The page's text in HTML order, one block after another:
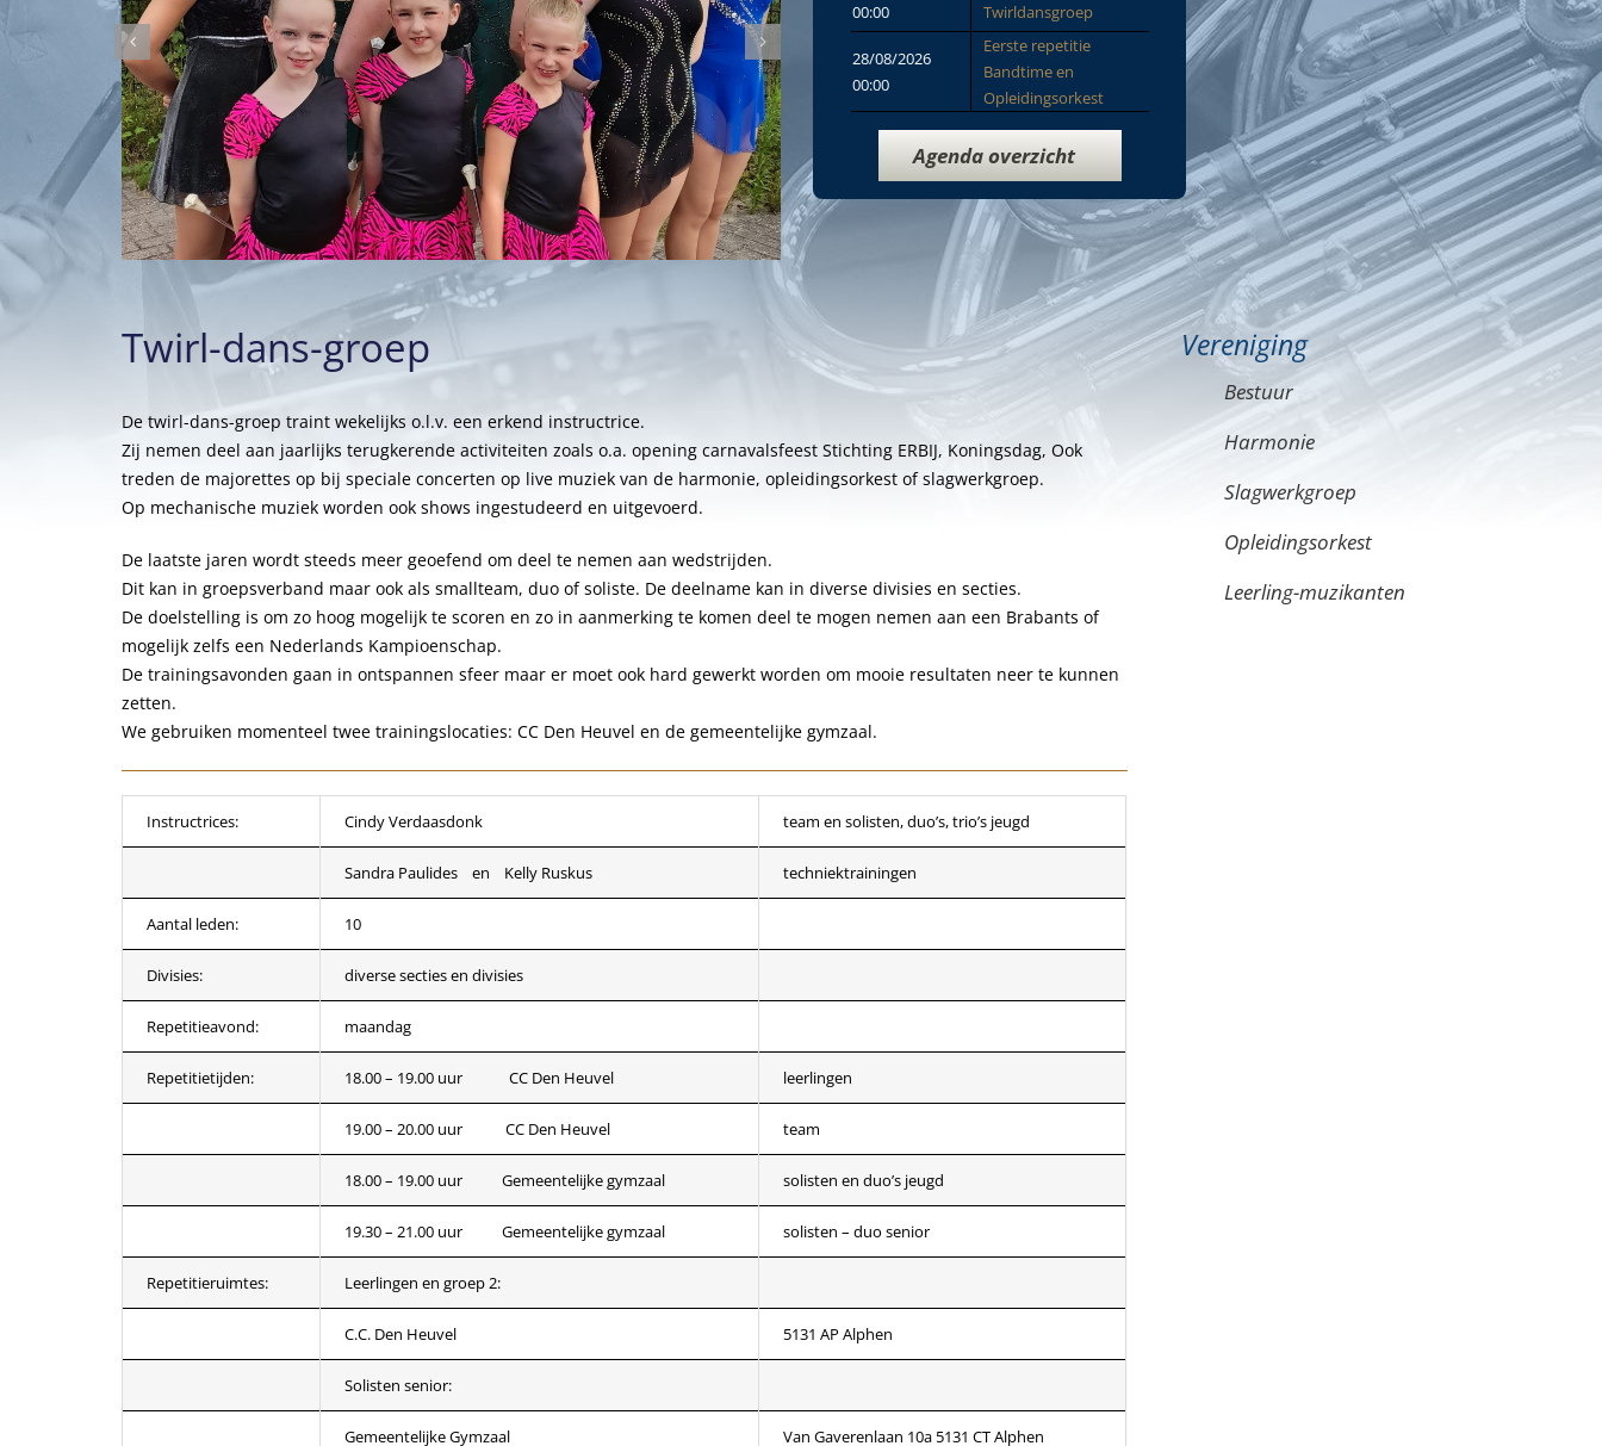
00:00
Twirldansgroep
28/08/2026
00:00
Eerste repetitie
Bandtime en
Opleidingsorkest
Agenda overzicht
Twirl-dans-groep
De twirl-dans-groep traint wekelijks o.l.v. een erkend instructrice.
Zij nemen deel aan jaarlijks terugkerende activiteiten zoals o.a. opening carnavalsfeest Stichting ERBIJ, Koningsdag, Ook
treden de majorettes op bij speciale concerten op live muziek van de harmonie, opleidingsorkest of slagwerkgroep.
Op mechanische muziek worden ook shows ingestudeerd en uitgevoerd.
De laatste jaren wordt steeds meer geoefend om deel te nemen aan wedstrijden.
Dit kan in groepsverband maar ook als smallteam, duo of soliste. De deelname kan in diverse divisies en secties.
De doelstelling is om zo hoog mogelijk te scoren en zo in aanmerking te komen deel te mogen nemen aan een Brabants of
mogelijk zelfs een Nederlands Kampioenschap.
De trainingsavonden gaan in ontspannen sfeer maar er moet ook hard gewerkt worden om mooie resultaten neer te kunnen
zetten.
We gebruiken momenteel twee trainingslocaties: CC Den Heuvel en de gemeentelijke gymzaal.
Instructrices: Cindy Verdaasdonk team en solisten, duo’s, trio’s jeugd
Sandra Paulides en Kelly Ruskus techniektrainingen
Aantal leden: 10
Divisies: diverse secties en divisies
Repetitieavond: maandag
Repetitietijden: 18.00 – 19.00 uur CC Den Heuvel leerlingen
19.00 – 20.00 uur CC Den Heuvel team
18.00 – 19.00 uur Gemeentelijke gymzaal solisten en duo’s jeugd
19.30 – 21.00 uur Gemeentelijke gymzaal solisten – duo senior
Repetitieruimtes: Leerlingen en groep 2:
C.C. Den Heuvel 5131 AP Alphen
Solisten senior:
Vereniging
Bestuur
Harmonie
Slagwerkgroep
Opleidingsorkest
Leerling-muzikanten